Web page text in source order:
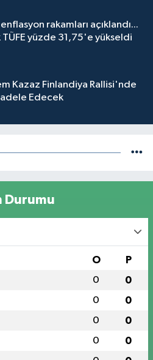
rakamları açıklandı...
TÜFE yüzde 31,75'e yükseldi
Kazaz Finlandiya Rallisi'nde
Edecek
Durumu
O P
0 0
0 0
0 0
0 0